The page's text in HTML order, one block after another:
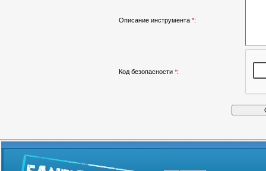
Описание инструмента *:
Код безопасности *: